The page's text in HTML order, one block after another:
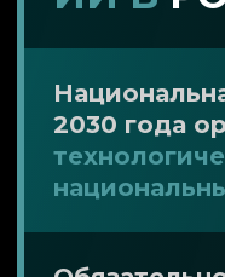
2030 года